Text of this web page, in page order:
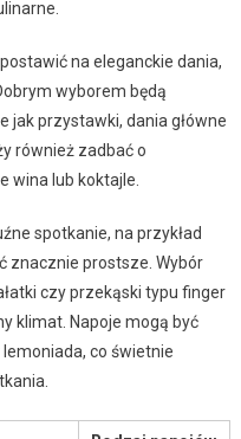
na eleganckie dania,
wyborem będą
jak przystawki, dania główne
również zadbać o
wina lub koktajle.
spotkanie, na przykład
znacznie prostsze. Wybór
czy przekąski typu finger
klimat. Napoje mogą być
co świetnie